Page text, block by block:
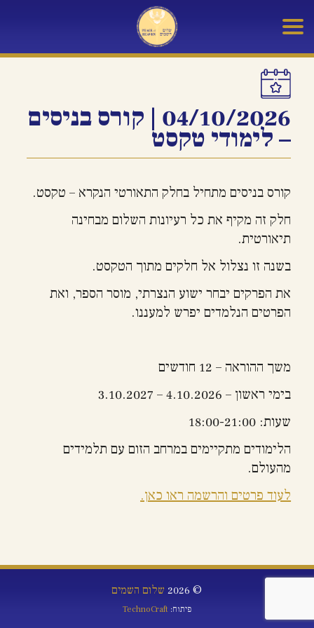
04/10/2026 | קורס בניסים
– לימודי טקסט
קורס בניסים מתחיל בחלק התאורטי הנקרא – טקסט.
חלק זה מקיף את כל רעיונות השלום מבחינה
תיאורטית.
בשנה זו נצלול אל חלקים מתוך הטקסט.
את הפרקים יבחר ישוע הנצרתי, מוסר הספר, ואת
הפרטים הנלמדים יפרש למעננו.
משך ההוראה – 12 חודשים
בימי ראשון – 4.10.2026 – 3.10.2027
שעות: 18:00-21:00
הלימודים מתקיימים במרחב הזום עם תלמידים
מהעולם.
לעוד פרטים והרשמה ראו כאן.
© 2026 שלום השמים
פיתוח: TechnoCraft